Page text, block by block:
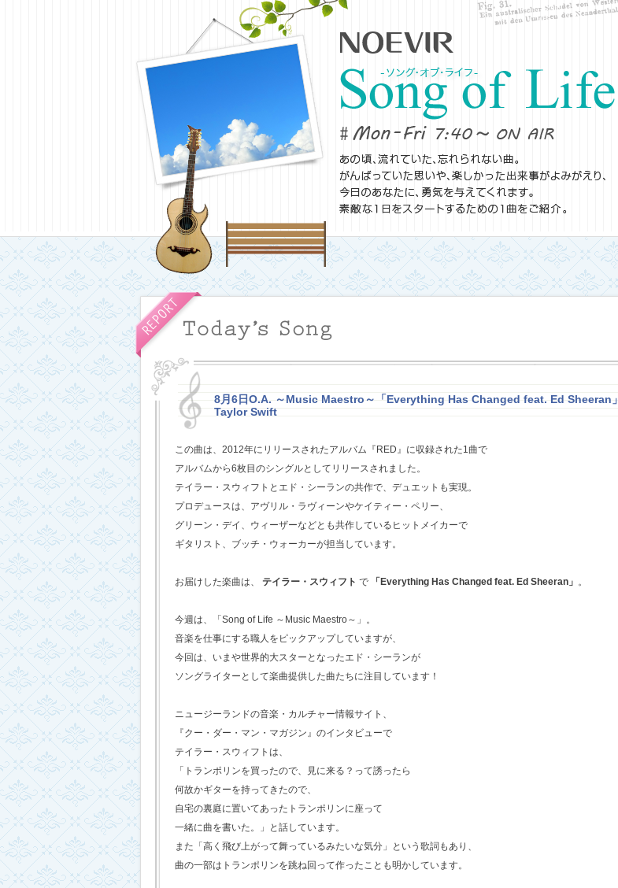
8月6日O.A. ～Music Maestro～「Everything Has Changed feat. Ed Sheeran」
Taylor Swift
この曲は、2012年にリリースされたアルバム『RED』に収録された1曲で
アルバムから6枚目のシングルとしてリリースされました。
テイラー・スウィフトとエド・シーランの共作で、デュエットも実現。
プロデュースは、アヴリル・ラヴィーンやケイティー・ペリー、
グリーン・デイ、ウィーザーなどとも共作しているヒットメイカーで
ギタリスト、ブッチ・ウォーカーが担当しています。
お届けした楽曲は、 テイラー・スウィフト で 「Everything Has Changed feat. Ed Sheeran」 。
今週は、「Song of Life ～Music Maestro～」。
音楽を仕事にする職人をピックアップしていますが、
今回は、いまや世界的大スターとなったエド・シーランが
ソングライターとして楽曲提供した曲たちに注目しています！
ニュージーランドの音楽・カルチャー情報サイト、
『クー・ダー・マン・マガジン』のインタビューで
テイラー・スウィフトは、
「トランポリンを買ったので、見に来る？って誘ったら
何故かギターを持ってきたので、
自宅の裏庭に置いてあったトランポリンに座って
一緒に曲を書いた。」と話しています。
また「高く飛び上がって舞っているみたいな気分」という歌詞もあり、
曲の一部はトランポリンを跳ね回って作ったことも明かしています。